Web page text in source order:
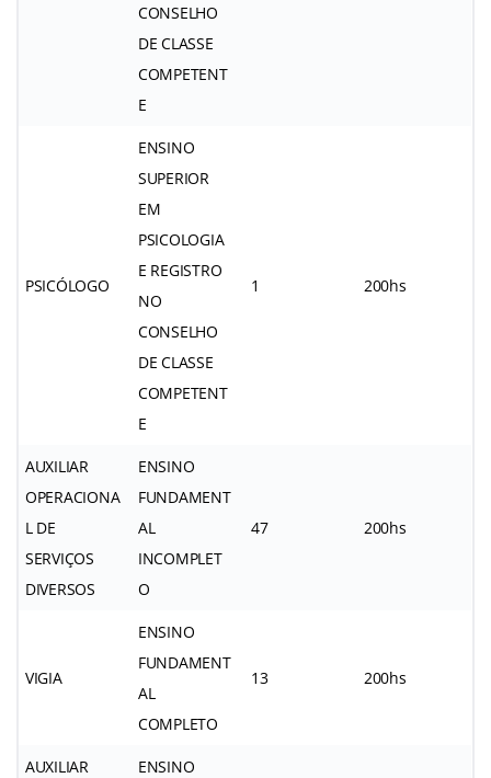
CONSELHO
DE CLASSE
COMPETENT
E
PSICÓLOGO
ENSINO
SUPERIOR
EM
PSICOLOGIA
E REGISTRO
NO
CONSELHO
DE CLASSE
COMPETENT
E
1 200hs
AUXILIAR
OPERACIONA
L DE
SERVIÇOS
DIVERSOS
ENSINO
FUNDAMENT
AL
INCOMPLET
O
47 200hs
VIGIA
ENSINO
FUNDAMENT
AL
COMPLETO
13 200hs
AUXILIAR ENSINO